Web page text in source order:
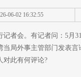
06-02 16:32:55
者会。有记者问：5月
当局外事主管部门发表
对此有何评论?